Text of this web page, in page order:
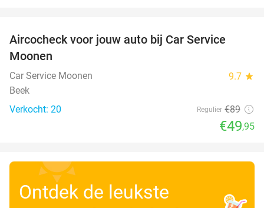
Aircocheck voor jouw auto bij Car Service
Moonen
Car Service Moonen 9.7 star
Beek
Verkocht: 20
Regulier €89
€49,95
Ontdek de leukste